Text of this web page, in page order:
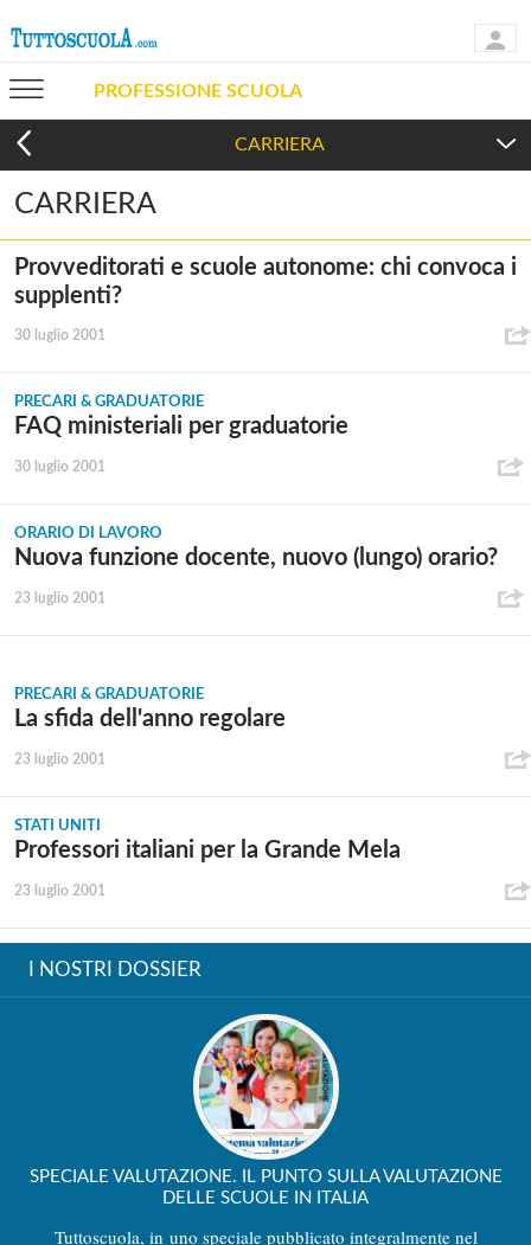
PROFESSIONE SCUOLA
CARRIERA
CARRIERA
Provveditorati e scuole autonome: chi convoca i
supplenti?
30 luglio 2001
PRECARI & GRADUATORIE
FAQ ministeriali per graduatorie
30 luglio 2001
ORARIO DI LAVORO
Nuova funzione docente, nuovo (lungo) orario?
23 luglio 2001
PRECARI & GRADUATORIE
La sfida dell'anno regolare
23 luglio 2001
STATI UNITI
Professori italiani per la Grande Mela
23 luglio 2001
I NOSTRI DOSSIER
SPECIALE VALUTAZIONE. IL PUNTO SULLA VALUTAZIONE
DELLE SCUOLE IN ITALIA
Tuttoscuola, in uno speciale pubblicato integralmente nel